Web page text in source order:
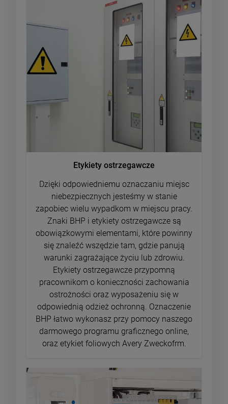
Etykiety ostrzegawcze
Dzięki odpowiedniemu oznaczaniu miejsc
niebezpiecznych jesteśmy w stanie
zapobiec wielu wypadkom w miejscu pracy.
Znaki BHP i etykiety ostrzegawcze są
obowiązkowymi elementami, które powinny
się znaleźć wszędzie tam, gdzie panują
warunki zagrażające życiu lub zdrowiu.
Etykiety ostrzegawcze przypomną
pracownikom o konieczności zachowania
ostrożności oraz wyposażeniu się w
odpowiednią odzież ochronną. Oznaczenie
BHP łatwo wykonasz przy pomocy naszego
darmowego programu graficznego online,
oraz etykiet foliowych Avery Zweckofrm.